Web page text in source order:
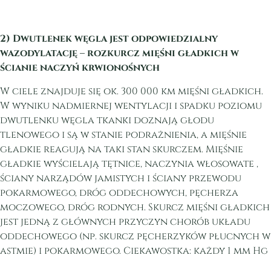
2) Dwutlenek węgla jest odpowiedzialny
wazodylatację – rozkurcz mięśni gładkich w
ścianie naczyń krwionośnych
W ciele znajduje się ok. 300 000 km mięśni gładkich.
W wyniku nadmiernej wentylacji i spadku poziomu
dwutlenku węgla tkanki doznają głodu
tlenowego i są w stanie podrażnienia, a mięśnie
gładkie reagują na taki stan skurczem. Mięśnie
gładkie wyścielają tętnice, naczynia włosowate ,
ściany narządów jamistych i ściany przewodu
pokarmowego, dróg oddechowych, pęcherza
moczowego, dróg rodnych. Skurcz mięśni gładkich
jest jedną z głównych przyczyn chorób układu
oddechowego (np. skurcz pęcherzyków płucnych w
astmie) i pokarmowego. Ciekawostka: każdy 1 mm Hg